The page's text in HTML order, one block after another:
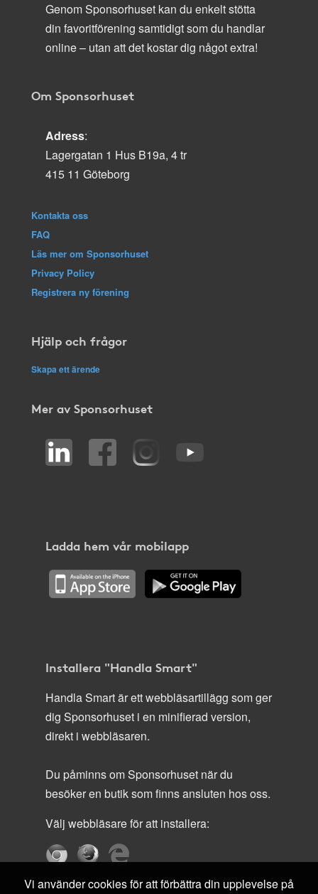
Genom Sponsorhuset kan du enkelt stötta
din favoritförening samtidigt som du handlar
online – utan att det kostar dig något extra!
Om Sponsorhuset
Adress:
Lagergatan 1 Hus B19a, 4 tr
415 11 Göteborg
Kontakta oss
FAQ
Läs mer om Sponsorhuset
Privacy Policy
Registrera ny förening
Hjälp och frågor
Skapa ett ärende
Mer av Sponsorhuset
Ladda hem vår mobilapp
Installera "Handla Smart"
Handla Smart är ett webbläsartillägg som ger
dig Sponsorhuset i en minifierad version,
direkt i webbläsaren.
Du påminns om Sponsorhuset när du
besöker en butik som finns ansluten hos oss.
Välj webbläsare för att installera:
Vi använder cookies för att förbättra din upplevelse på